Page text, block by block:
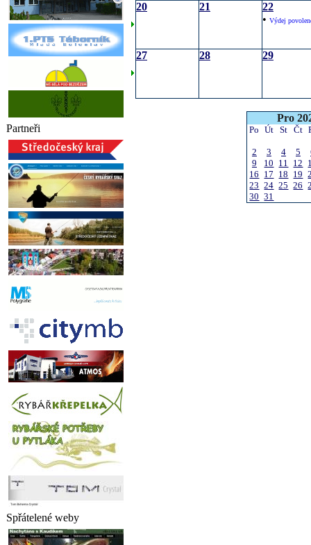
Partneři
Spřátelené weby
20 21
22
• Výdej
27 28 29
Pro
Po Út St Čt
2 3 4 5
9
10 11 12
16 17 18 19
23 24 25 26
30 31